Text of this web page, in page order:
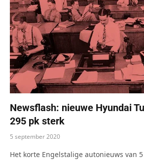
Newsflash: nieuwe Hyundai
295 pk sterk
5 september 2020
Het korte Engelstalige autonieuws van